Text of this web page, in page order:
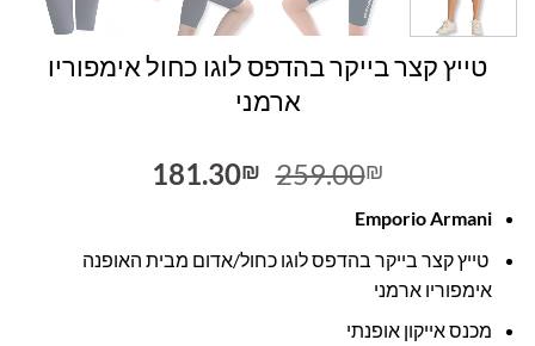
טייץ קצר בייקר בהדפס לוגו כחול אימפוריו
ארמני
259.00₪
המחיר
259.00₪.
181.30₪
181.30₪.
Emporio Armani
טייץ קצר בייקר בהדפס לוגו כחול/אדום מבית האופנה
אימפוריו ארמני
מכנס אייקון אופנתי